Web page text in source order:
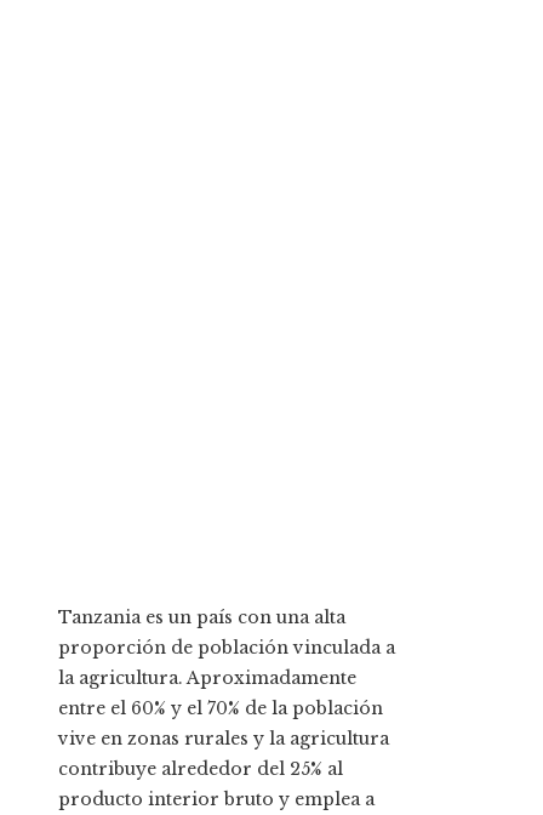
Tanzania es un país con una alta
proporción de población vinculada a
la agricultura. Aproximadamente
entre el 60% y el 70% de la población
vive en zonas rurales y la agricultura
contribuye alrededor del 25% al
producto interior bruto y emplea a